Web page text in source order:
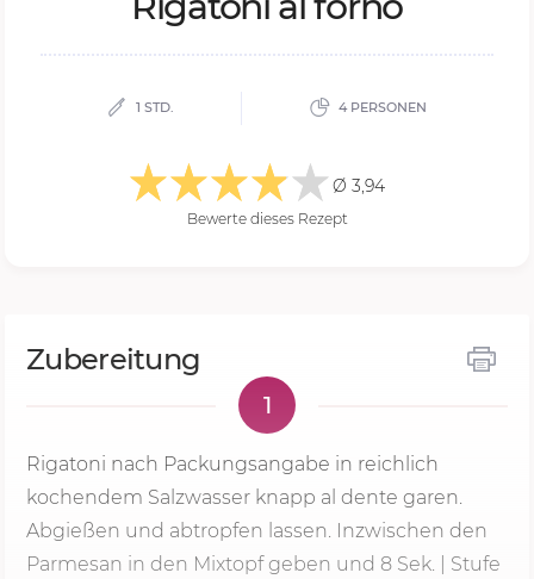
1 STD. 4 PERSONEN
Ø 3,94
Bewerte dieses Rezept
Zubereitung
1
Rigatoni nach Packungsangabe in reichlich
kochendem Salzwasser knapp al dente garen.
Abgießen und abtropfen lassen. Inzwischen den
Parmesan in den Mixtopf geben und 8 Sek.
| Stufe